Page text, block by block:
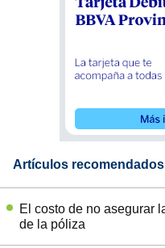
Artículos recomendados
El costo de no asegurar
de la póliza